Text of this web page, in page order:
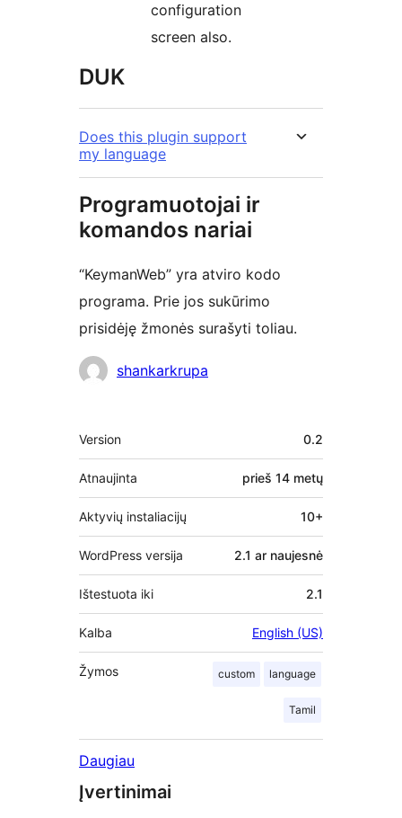
configuration
screen also.
DUK
Does this plugin support
my language
Programuotojai ir
komandos nariai
“KeymanWeb” yra atviro kodo
programa. Prie jos sukūrimo
prisidėję žmonės surašyti toliau.
Autoriaishankarkrupa
Metainformacija
Version 0.2
Atnaujinta prieš 14 metų
Aktyvių instaliacijų 10+
WordPress versija 2.1 ar naujesnė
Ištestuota iki 2.1
Kalba English (US)
Žymos custom language
Tamil
Daugiau
Įvertinimai